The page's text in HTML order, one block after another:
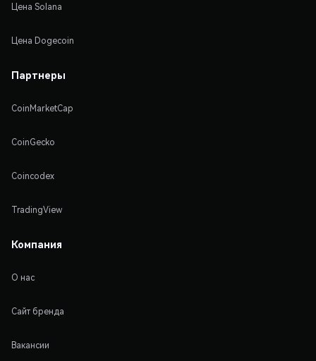
Цена Solana
Цена Dogecoin
Партнеры
CoinMarketCap
CoinGecko
Coincodex
TradingView
Компания
О нас
Сайт бренда
Вакансии